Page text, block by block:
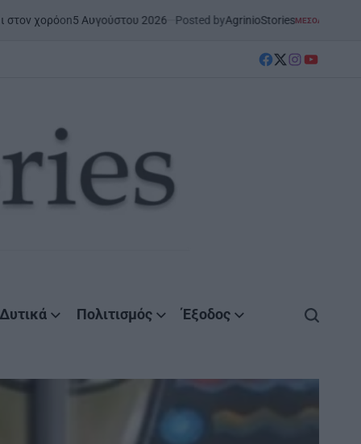
2026 Posted byAgrinioStories POSTED
ΜΕΣΟΛΌΓΓΙΣΤΗΝ ΑΙΤΩΛΟΑΚΑΡΝΑΝΊΑ
facebook
Twitter
instagram
YouTube
Δυτικά Πολιτισμός Έξοδος